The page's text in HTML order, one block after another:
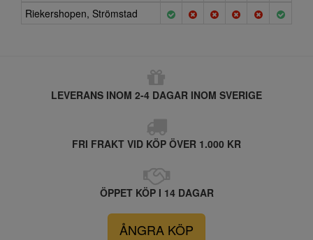
Riekershopen, Strömstad
LEVERANS INOM 2-4 DAGAR INOM SVERIGE
FRI FRAKT VID KÖP ÖVER 1.000 KR
ÖPPET KÖP I 14 DAGAR
ÅNGRA KÖP